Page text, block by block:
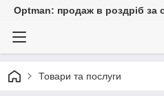
Optman: продаж в роздріб за
Товари та послуги